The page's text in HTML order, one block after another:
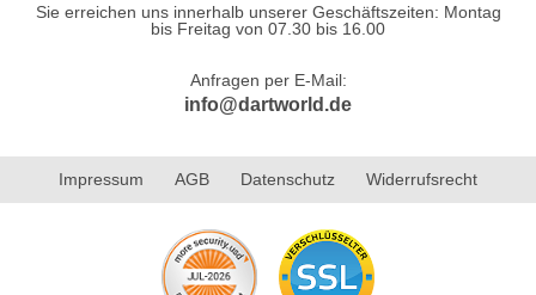
Sie erreichen uns innerhalb unserer Geschäftszeiten: Montag
bis Freitag von 07.30 bis 16.00
Anfragen per E-Mail:
info@dartworld.de
Impressum AGB Datenschutz Widerrufsrecht